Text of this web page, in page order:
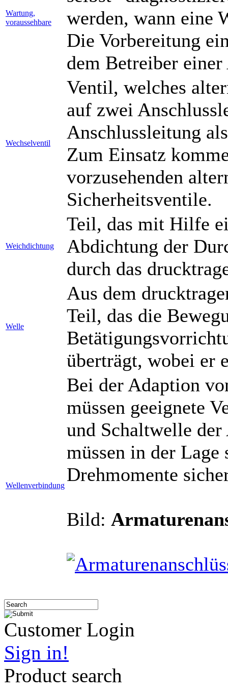
Wartung,
voraussehbare
werden, wann eine
Die Vorbereitung
dem Betreiber
Wechselventil
Ventil, welches
auf zwei
Anschlussleitung
Zum Einsatz
vorzusehenden
Sicherheitsventile.
Weichdichtung
Teil, das mit Hilfe
Abdichtung der
durch das
Welle
Aus dem
Teil, das die
überträgt, wobei er
Wellenverbindung
Bei der Adaption
müssen geeignete
und Schaltwelle
müssen in der Lage
Drehmomente
Bild:
Customer Login
Sign in!
Product search